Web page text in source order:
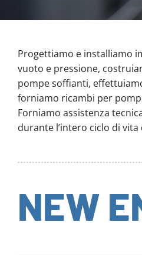
Progettiamo e installiamo
vuoto e pressione,
pompe soffianti,
forniamo ricambi per
Forniamo assistenza
durante l’intero ciclo di
NEW